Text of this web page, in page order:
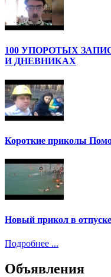
100 УПОРОТЫХ
И ДНЕВНИКАХ
Короткие приколы
Новый прикол в отпуске
Подробнее ...
Объявления